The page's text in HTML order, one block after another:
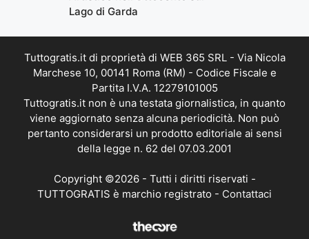
Lago di Garda
Tuttogratis.it di proprietà di WEB 365 SRL - Via Nicola
Marchese 10, 00141 Roma (RM) - Codice Fiscale e
Partita I.V.A. 12279101005
Tuttogratis.it non è una testata giornalistica, in quanto
viene aggiornato senza alcuna periodicità. Non può
pertanto considerarsi un prodotto editoriale ai sensi
della legge n. 62 del 07.03.2001
Copyright ©2026 - Tutti i diritti riservati -
TUTTOGRATIS è marchio registrato - Contattaci